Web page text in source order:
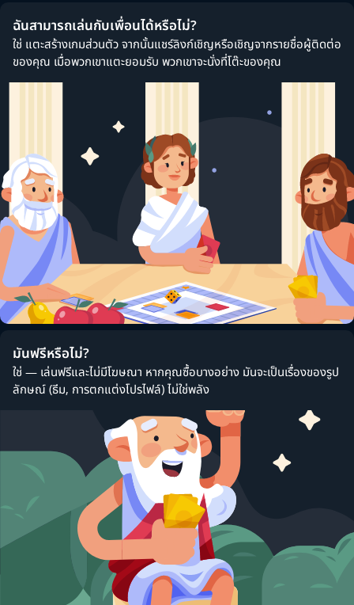
ฉันสามารถเล่นกับเพื่อนได้หรือไม่?
ใช่ แตะสร้างเกมส่วนตัว จากนั้นแชร์ลิงก์เชิญหรือเชิญจากรายชื่อผู้ติดต่อ
ของคุณ เมื่อพวกเขาแตะยอมรับ พวกเขาจะนั่งที่โต๊ะของคุณ
มันฟรีหรือไม่?
ใช่ — เล่นฟรีและไม่มีโฆษณา หากคุณซื้อบางอย่าง มันจะเป็นเรื่องของรูป
ลักษณ์ (ธีม, การตกแต่งโปรไฟล์) ไม่ใช่พลัง